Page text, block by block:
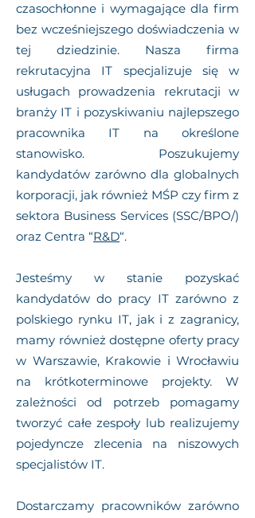
czasochłonne i wymagające dla firm
bez wcześniejszego doświadczenia w
tej dziedzinie. Nasza firma
rekrutacyjna IT specjalizuje się w
usługach prowadzenia rekrutacji w
branży IT i pozyskiwaniu najlepszego
pracownika IT na określone
stanowisko. Poszukujemy
kandydatów zarówno dla globalnych
korporacji, jak również MŚP czy firm z
sektora Business Services (SSC/BPO/)
oraz Centra “R&D“.
Jesteśmy w stanie pozyskać
kandydatów do pracy IT zarówno z
polskiego rynku IT, jak i z zagranicy,
mamy również dostępne oferty pracy
w Warszawie, Krakowie i Wrocławiu
na krótkoterminowe projekty. W
zależności od potrzeb pomagamy
tworzyć całe zespoły lub realizujemy
pojedyncze zlecenia na niszowych
specjalistów IT.
Dostarczamy pracowników zarówno